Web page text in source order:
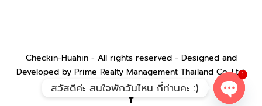
Checkin-Huahin - All rights reserved - Designed and
Developed by Prime Realty Management Thailand Co.,Ltd.
สวัสดีค่ะ สนใจพักวันไหน กี่ท่านคะ :)
1